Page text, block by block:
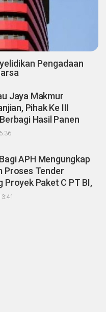
Pengadaan
Jaya Makmur
Pihak Ke III
Hasil Panen
Agrinas
APH Mengungkap
Proses Tender
Proyek Paket C PT BI,
Aja?